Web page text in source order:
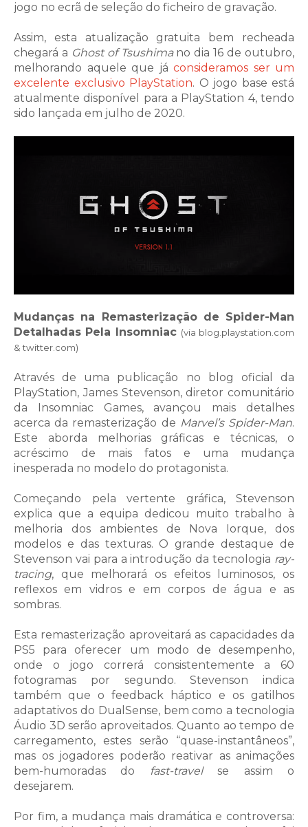
jogo no ecrã de seleção do ficheiro de gravação.
Assim, esta atualização gratuita bem recheada
chegará a Ghost of Tsushimano dia 16 de outubro,
melhorando aquele que já consideramos ser um
excelente exclusivo PlayStation. O jogo base está
atualmente disponível para a PlayStation 4, tendo
sido lançada em julho de 2020.
Mudanças na Remasterização de Spider-Man
Detalhadas Pela Insomniac (via blog.playstation.com
& twitter.com)
Através de uma publicação no blog oficial da
PlayStation, James Stevenson, diretor comunitário
da Insomniac Games, avançou mais detalhes
acerca da remasterização de Marvel’s Spider-Man.
Este aborda melhorias gráficas e técnicas, o
acréscimo de mais fatos e uma mudança
inesperada no modelo do protagonista.
Começando pela vertente gráfica, Stevenson
explica que a equipa dedicou muito trabalho à
melhoria dos ambientes de Nova Iorque, dos
modelos e das texturas. O grande destaque de
Stevenson vai para a introdução da tecnologia ray-
tracing, que melhorará os efeitos luminosos, os
reflexos em vidros e em corpos de água e as
sombras.
Esta remasterização aproveitará as capacidades da
PS5 para oferecer um modo de desempenho,
onde o jogo correrá consistentemente a 60
fotogramas por segundo. Stevenson indica
também que o feedback háptico e os gatilhos
adaptativos do DualSense, bem como a tecnologia
Áudio 3D serão aproveitados. Quanto ao tempo de
carregamento, estes serão “quase-instantâneos”,
mas os jogadores poderão reativar as animações
bem-humoradas do
fast-travelse assim o
desejarem.
Por fim, a mudança mais dramática e controversa: